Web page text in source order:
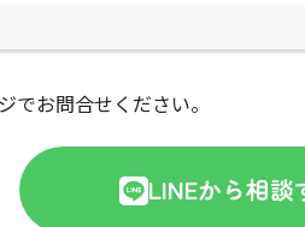
でお問合せください。
LINEから相談